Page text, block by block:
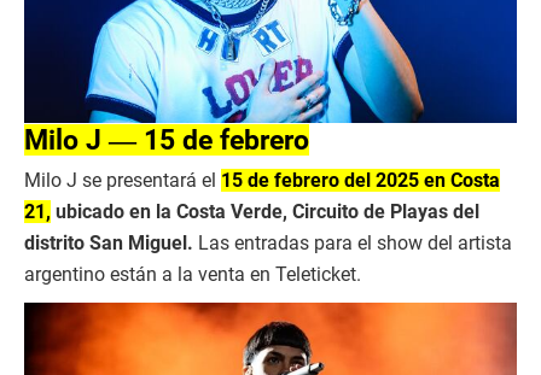
Milo J ― 15 de febrero
Milo J se presentará el 15 de febrero del 2025 en Costa
21, ubicado en la Costa Verde, Circuito de Playas del
distrito San Miguel. Las entradas para el show del artista
argentino están a la venta en Teleticket.